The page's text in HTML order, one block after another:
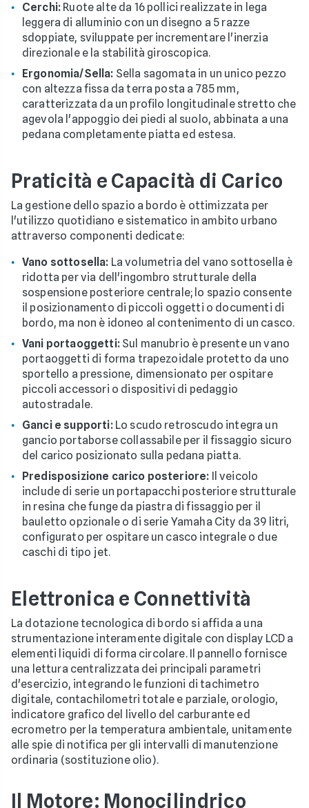
Cerchi: Ruote alte da 16 pollici realizzate in lega
leggera di alluminio con un disegno a 5 razze
sdoppiate, sviluppate per incrementare l'inerzia
direzionale e la stabilità giroscopica.
Ergonomia/Sella: Sella sagomata in un unico pezzo
con altezza fissa da terra posta a 785 mm,
caratterizzata da un profilo longitudinale stretto che
agevola l'appoggio dei piedi al suolo, abbinata a una
pedana completamente piatta ed estesa.
Praticità e Capacità di Carico
La gestione dello spazio a bordo è ottimizzata per
l'utilizzo quotidiano e sistematico in ambito urbano
attraverso componenti dedicate:
Vano sottosella: La volumetria del vano sottosella è
ridotta per via dell'ingombro strutturale della
sospensione posteriore centrale; lo spazio consente
il posizionamento di piccoli oggetti o documenti di
bordo, ma non è idoneo al contenimento di un casco.
Vani portaoggetti:Sul manubrio è presente un vano
portaoggetti di forma trapezoidale protetto da uno
sportello a pressione, dimensionato per ospitare
piccoli accessori o dispositivi di pedaggio
autostradale.
Ganci e supporti:Lo scudo retroscudo integra un
gancio portaborse collassabile per il fissaggio sicuro
del carico posizionato sulla pedana piatta.
Predisposizione carico posteriore: Il veicolo
include di serie un portapacchi posteriore strutturale
in resina che funge da piastra di fissaggio per il
bauletto opzionale o di serie Yamaha City da 39 litri,
configurato per ospitare un casco integrale o due
caschi di tipo jet.
Elettronica e Connettività
La dotazione tecnologica di bordo si affida a una
strumentazione interamente digitale con display LCD a
elementi liquidi di forma circolare. Il pannello fornisce
una lettura centralizzata dei principali parametri
d'esercizio, integrando le funzioni di tachimetro
digitale, contachilometri totale e parziale, orologio,
indicatore grafico del livello del carburante ed
ecrometro per la temperatura ambientale, unitamente
alle spie di notifica per gli intervalli di manutenzione
ordinaria (sostituzione olio).
Il Motore: Monocilindrico